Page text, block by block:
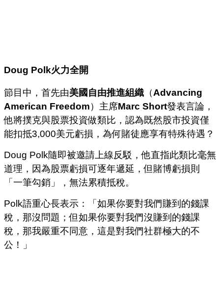
Doug Polk火力全開
節目中，首先由美國自由推進組織 （Advancing
American Freedom）主席Marc Short發表言論，
他將撲克與股票投資做類比，認為既然股市投資僅
能扣抵3,000美元虧損，為何賭徒應享有特殊待遇？
Doug Polk隨即被邀請上線反駁，他直指此類比毫無
道理，因為股票虧損可逐年遞延，但賭博虧損則
「一筆勾銷」，無法累積抵稅。
Polk語重心長表示：「如果你要對我們賺到的錢課
稅，那沒問題；但如果你要對我們沒賺到的錢課
稅，那我嚴重不同意，這是對我們社群極大的不
公！」